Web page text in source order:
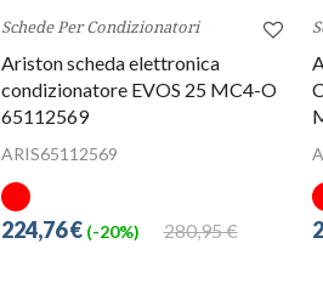
Schede Per Condizionatori
Ariston scheda elettronica
condizionatore EVOS 25 MC4-O
65112569
ARIS65112569
280,95 €
224,76 € (-20%)